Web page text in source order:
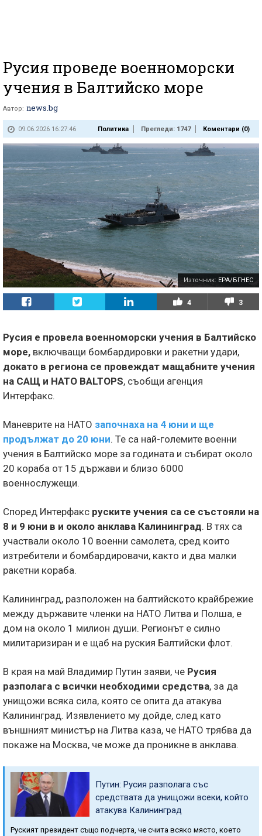
Русия проведе военноморски
учения в Балтийско море
Автор: news.bg
09.06.2026 16:27:46 Политика Прегледи: 1747 Коментари (0)
Източник: EPA/БГНЕС
4 3
Русия е провела военноморски учения в Балтийско
море, включващи бомбардировки и ракетни удари,
докато в региона се провеждат мащабните учения
на САЩ и НАТО BALTOPS, съобщи агенция
Интерфакс.
Маневрите на НАТО започнаха на 4 юни и ще
продължат до 20 юни. Те са най-големите военни
учения в Балтийско море за годината и събират около
20 кораба от 15 държави и близо 6000
военнослужещи.
Според Интерфакс руските учения са се състояли на
8 и 9 юни в и около анклава Калининград. В тях са
участвали около 10 военни самолета, сред които
изтребители и бомбардировачи, както и два малки
ракетни кораба.
Калининград, разположен на балтийското крайбрежие
между държавите членки на НАТО Литва и Полша, е
дом на около 1 милион души. Регионът е силно
милитаризиран и е щаб на руския Балтийски флот.
В края на май Владимир Путин заяви, че Русия
разполага с всички необходими средства, за да
унищожи всяка сила, която се опита да атакува
Калининград. Изявлението му дойде, след като
външният министър на Литва каза, че НАТО трябва да
покаже на Москва, че може да проникне в анклава.
Путин: Русия разполага със
средствата да унищожи всеки, който
атакува Калининград
Руският президент също подчерта, че счита всяко място, което